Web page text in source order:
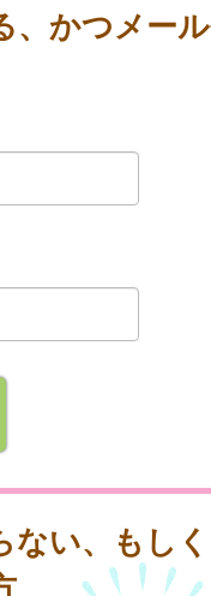
、かつメー
ない、もし